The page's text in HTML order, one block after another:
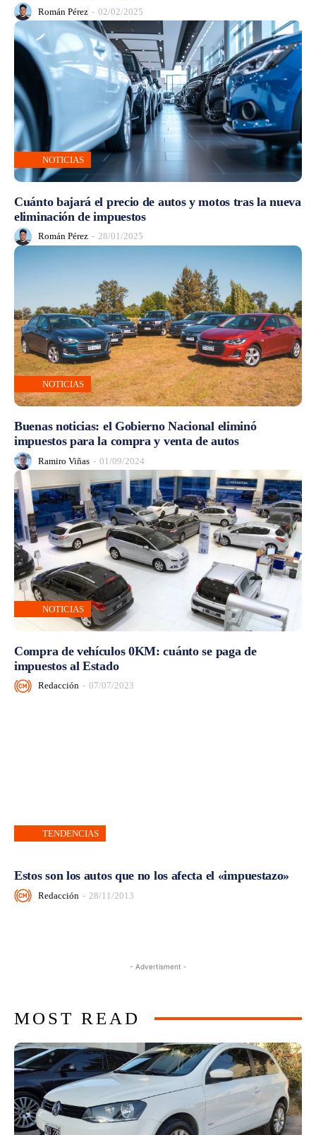
Román Pérez - 02/02/2025
NOTICIAS
Cuánto bajará el precio de autos y motos tras la nueva
eliminación de impuestos
Román Pérez - 28/01/2025
NOTICIAS
Buenas noticias: el Gobierno Nacional eliminó
impuestos para la compra y venta de autos
Ramiro Viñas - 01/09/2024
NOTICIAS
Compra de vehículos 0KM: cuánto se paga de
impuestos al Estado
Redacción - 07/07/2023
TENDENCIAS
Estos son los autos que no los afecta el «impuestazo»
Redacción - 28/11/2013
- Advertisment -
MOST READ